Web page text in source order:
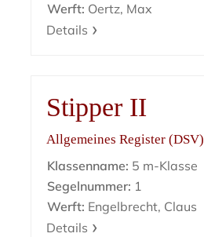
Werft: Oertz, Max
Details
Stipper II
Allgemeines Register (DSV)
Klassenname: 5 m-Klasse
Segelnummer: 1
Werft: Engelbrecht, Claus
Details